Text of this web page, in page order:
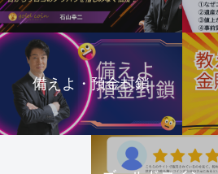
備えよ・預金封鎖